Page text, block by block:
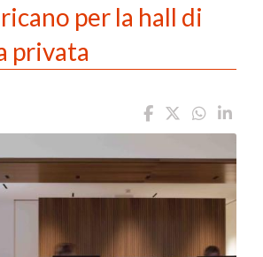
per la hall di
privata